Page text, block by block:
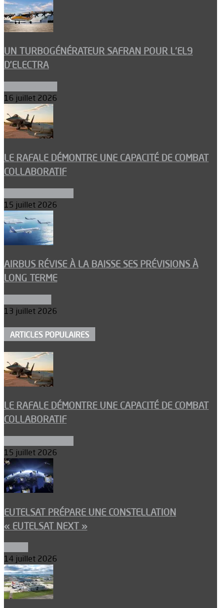
UN TURBOGÉNÉRATEUR SAFRAN POUR L’EL9
D’ELECTRA
16 juillet 2026
LE RAFALE DÉMONTRE UNE CAPACITÉ DE COMBAT
COLLABORATIF
15 juillet 2026
AIRBUS RÉVISE À LA BAISSE SES PRÉVISIONS À
LONG TERME
13 juillet 2026
ARTICLES POPULAIRES
LE RAFALE DÉMONTRE UNE CAPACITÉ DE COMBAT
COLLABORATIF
15 juillet 2026
EUTELSAT PRÉPARE UNE CONSTELLATION
« EUTELSAT NEXT »
14 juillet 2026